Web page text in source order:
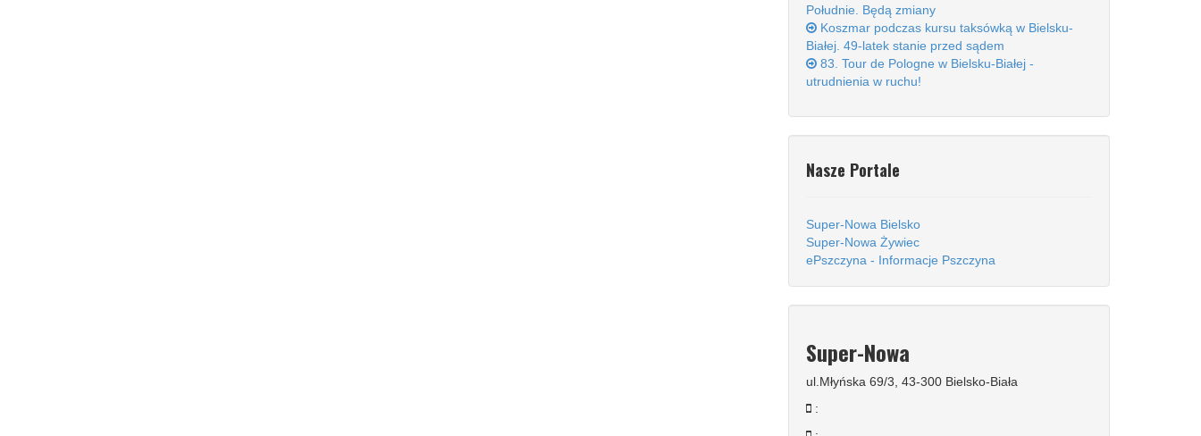
Południe. Będą zmiany
Koszmar podczas kursu taksówką w Bielsku-
Białej. 49-latek stanie przed sądem
83. Tour de Pologne w Bielsku-Białej -
utrudnienia w ruchu!
Nasze Portale
Super-Nowa Bielsko
Super-Nowa Żywiec
ePszczyna - Informacje Pszczyna
Super-Nowa
ul.Młyńska 69/3, 43-300 Bielsko-Biała
: